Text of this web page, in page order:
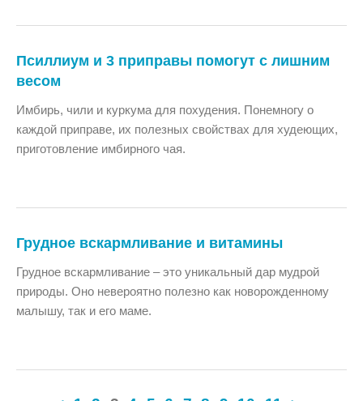
Псиллиум и 3 приправы помогут с лишним
весом
Имбирь, чили и куркума для похудения. Понемногу о
каждой приправе, их полезных свойствах для худеющих,
приготовление имбирного чая.
Грудное вскармливание и витамины
Грудное вскармливание – это уникальный дар мудрой
природы. Оно невероятно полезно как новорожденному
малышу, так и его маме.